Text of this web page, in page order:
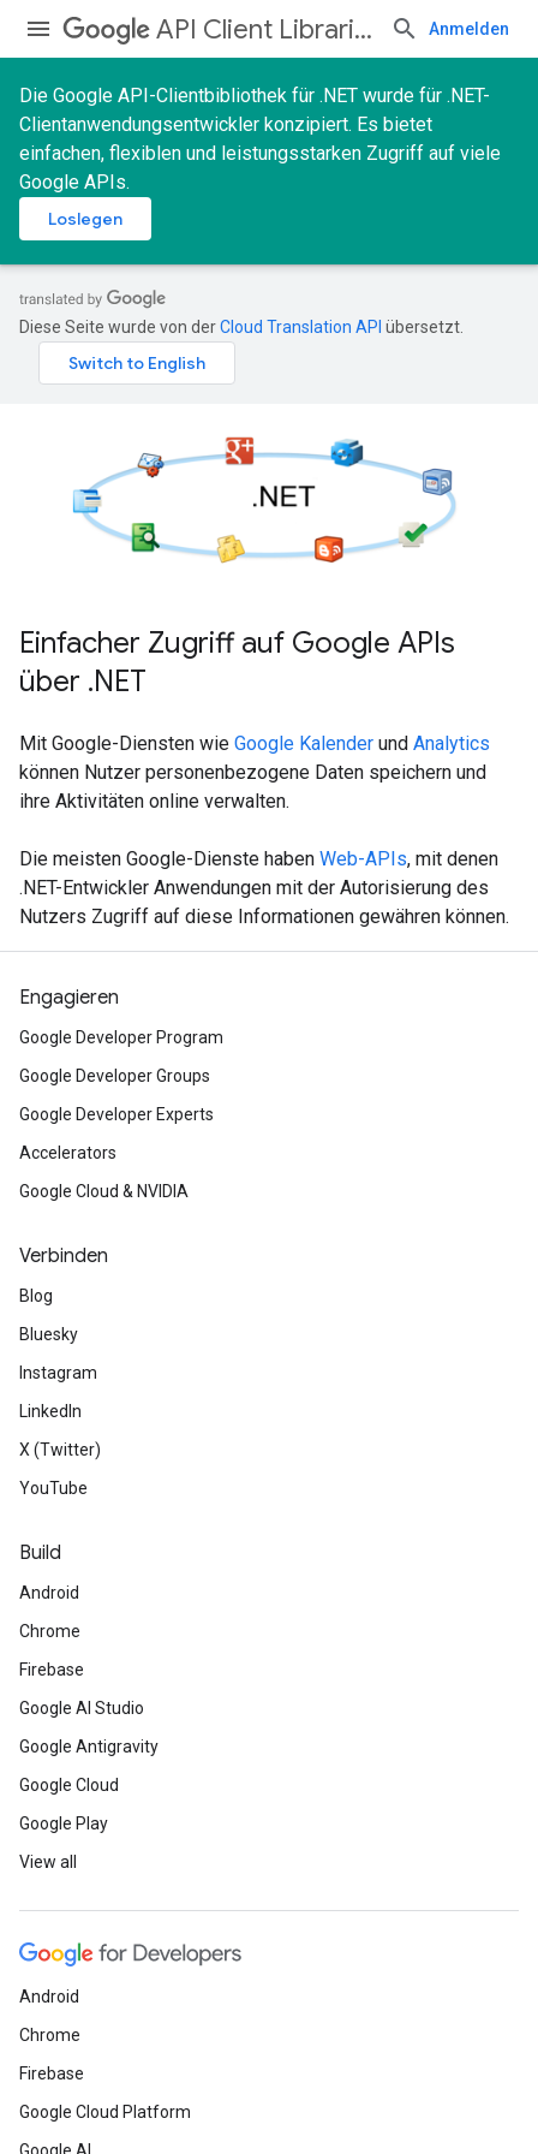
API Client Libraries Anmelden
Die Google API-Clientbibliothek für .NET wurde für .NET-
Clientanwendungsentwickler konzipiert. Es bietet
einfachen, flexiblen und leistungsstarken Zugriff auf viele
Google APIs.
Loslegen
Diese Seite wurde von derCloud Translation API übersetzt.
Einfacher Zugriff auf Google APIs
über .NET
Mit Google-Diensten wie Google Kalender und Analytics
können Nutzer personenbezogene Daten speichern und
ihre Aktivitäten online verwalten.
Die meisten Google-Dienste haben Web-APIs, mit denen
.NET-Entwickler Anwendungen mit der Autorisierung des
Nutzers Zugriff auf diese Informationen gewähren können.
Engagieren
Google Developer Program
Google Developer Groups
Google Developer Experts
Accelerators
Google Cloud & NVIDIA
Verbinden
Blog
Bluesky
Instagram
LinkedIn
X (Twitter)
YouTube
Build
Android
Chrome
Firebase
Google AI Studio
Google Antigravity
Google Cloud
Google Play
View all
Android
Chrome
Firebase
Google Cloud Platform